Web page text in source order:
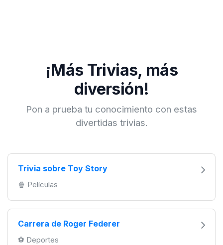
¡Más Trivias, más
diversión!
Pon a prueba tu conocimiento con estas
divertidas trivias.
Trivia sobre Toy Story
🍿 Películas
Carrera de Roger Federer
️⚽️ Deportes